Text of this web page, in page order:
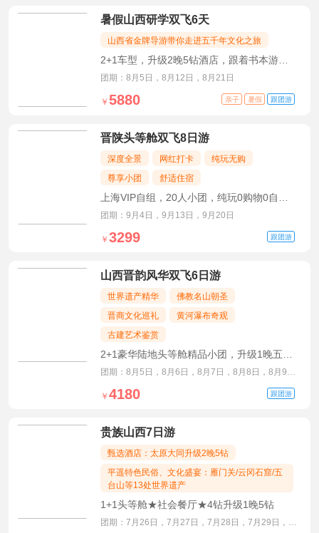
暑假山西研学双飞6天
山西省金牌导游带你走进五千年文化之旅
2+1车型，升级2晚5钻酒店，跟着书本游山
西
团期：8月5日，8月12日，8月21日
亲子 暑假 跟团游
￥ 5880
晋陕头等舱双飞8日游
深度全景 网红打卡
纯玩无购
尊享小团
舒适住宿
上海VIP自组，20人小团，纯玩0购物0自
费，环线不走回头路
团期：9月4日，9月13日，9月20日
跟团游
￥ 3299
山西晋韵风华双飞6日游
世界遗产精华
佛教名山朝圣
晋商文化巡礼
黄河瀑布奇观
古建艺术鉴赏
2+1豪华陆地头等舱精品小团，升级1晚五钻
酒店，品尝三大特色餐
团期：8月5日，8月6日，8月7日，8月8日，8月9
日，8月10日
跟团游
￥ 4180
贵族山西7日游
甄选酒店：太原大同升级2晚5钻
平遥特色民俗、文化盛宴：雁门关/云冈石窟/五
台山等13处世界遗产
1+1头等舱★社会餐厅★4钻升级1晚5钻
团期：7月26日，7月27日，7月28日，7月29日，7